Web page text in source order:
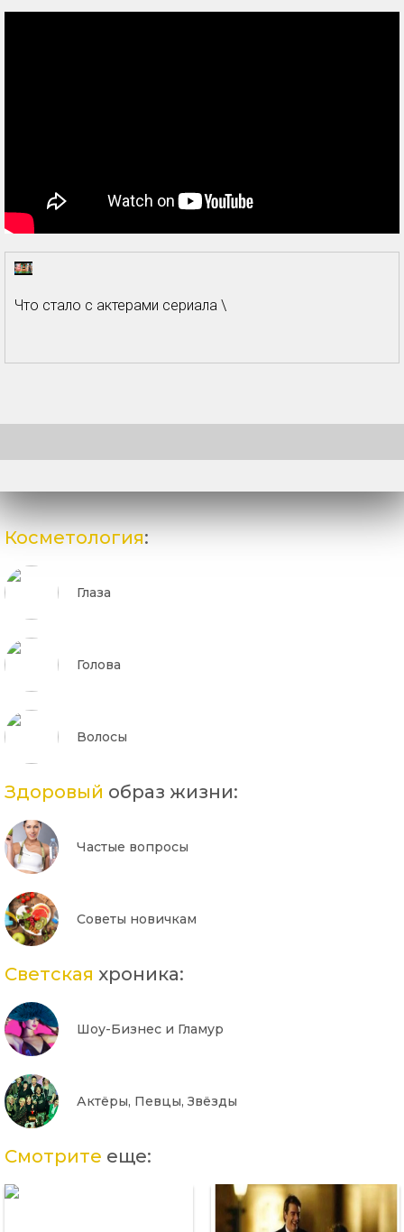
Что стало с актерами сериала \
Косметология:
Глаза
Голова
Волосы
Здоровый образ жизни:
Частые вопросы
Советы новичкам
Светская хроника:
Шоу-Бизнес и Гламур
Актёры, Певцы, Звёзды
Смотрите еще: